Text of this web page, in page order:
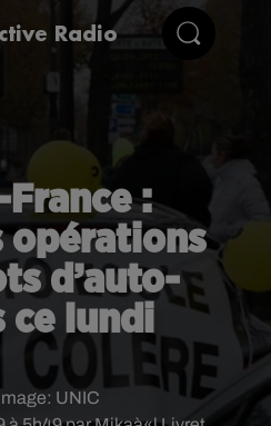
Radio
France :
opérations
d’auto-
ce lundi
UNIC